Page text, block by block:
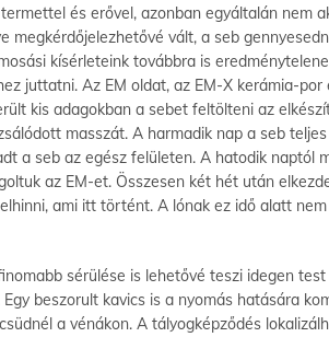
és erővel, azonban egyáltalán nem
megkérdőjelezhetővé vált, a seb
kísérleteink továbbra is
juttatni. Az EM oldat, az EM-X kerámia-por
kis adagokban a sebet feltölteni az
masszát. A harmadik nap a seb
a seb az egész felületen. A hatodik naptól
az EM-et. Összesen két hét után
ami itt történt. A lónak ez idő alatt
sérülése is lehetővé teszi idegen
beszorult kavics is a nyomás hatására
a vénákon. A tályogképződés